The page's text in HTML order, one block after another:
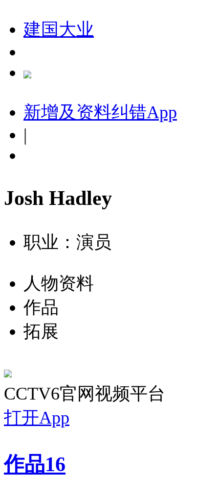
建国大业
新增及资料纠错App
|
Josh Hadley
职业：演员
人物资料
作品
拓展
CCTV6官网视频平台
打开App
作品16